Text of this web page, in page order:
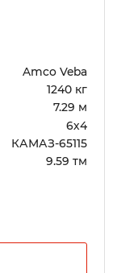
Amco Veba
1240 кг
7.29 м
6х4
КАМАЗ-65115
9.59 тм